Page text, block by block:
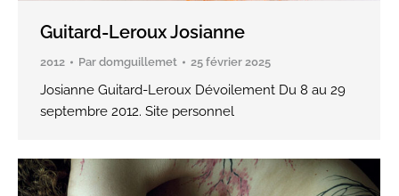
Guitard-Leroux Josianne
2012 Par domguillemet 25 février 2025
Josianne Guitard-Leroux Dévoilement Du 8 au 29
septembre 2012. Site personnel